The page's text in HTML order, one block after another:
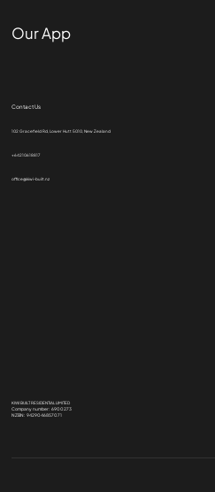
Our App
Contact Us
102 Gracefield Rd, Lower Hutt 5010, New Zealand
+64210618817
office@kiwi-built.nz
KIWI BUILT RESIDENTIAL LIMITED
Company number: 6900273
NZBN: 9429046857071